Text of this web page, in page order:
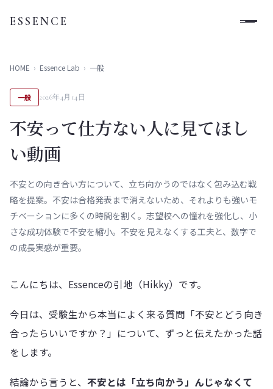
ESSENCE
HOME › Essence Lab › 一般
一般 2026年4月14日
不安って仕方ない人に見てほし
い動画
不安との向き合い方について、立ち向かうのではなく包み込む戦
略を提案。不安は合格発表まで消えないため、それよりも強いモ
チベーションに多くの時間を割く。志望校への憧れを強化し、小
さな成功体験で不安を縮小。不安を見えなくする工夫と、数字で
の成長実感が重要。
こんにちは、Essenceの引地（Hikky）です。
今日は、受験生から本当によく来る質問「不安とどう向き
合ったらいいですか？」について、ずっと伝えたかった話
をします。
結論から言うと、 不安とは「立ち向かう」んじゃなくて